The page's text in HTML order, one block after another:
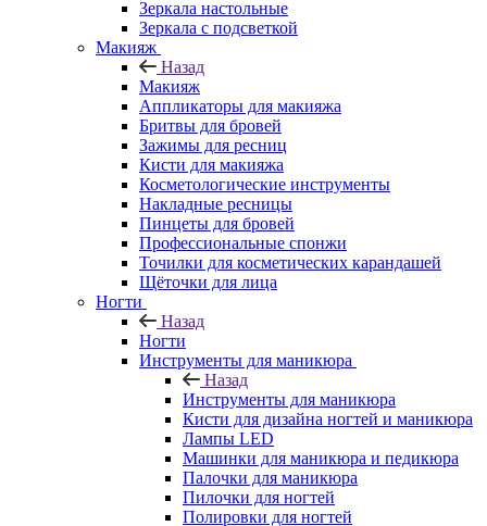
Зеркала настольные
Зеркала с подсветкой
Макияж
Назад
Макияж
Аппликаторы для макияжа
Бритвы для бровей
Зажимы для ресниц
Кисти для макияжа
Косметологические инструменты
Накладные ресницы
Пинцеты для бровей
Профессиональные спонжи
Точилки для косметических карандашей
Щёточки для лица
Ногти
Назад
Ногти
Инструменты для маникюра
Назад
Инструменты для маникюра
Кисти для дизайна ногтей и маникюра
Лампы LED
Машинки для маникюра и педикюра
Палочки для маникюра
Пилочки для ногтей
Полировки для ногтей